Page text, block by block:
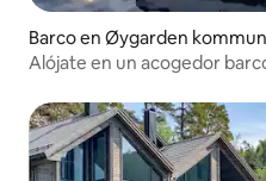
Barco en Øygarden
Alójate en un acogedor